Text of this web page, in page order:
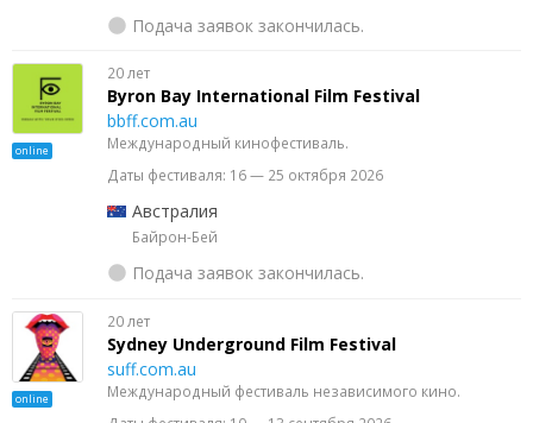
Подача заявок закончилась.
online
20 лет
Byron Bay International Film Festival
bbff.com.au
Международный кинофестиваль.
Даты фестиваля: 16 — 25 октября 2026
Австралия
Байрон-Бей
Подача заявок закончилась.
online
20 лет
Sydney Underground Film Festival
suff.com.au
Международный фестиваль независимого кино.